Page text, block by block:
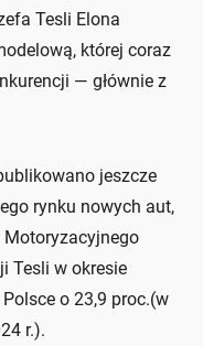
Tesli Elona
której coraz
— głównie z
jeszcze
rynku nowych aut,
Motoryzacyjnego
Tesli w okresie
o 23,9 proc.(w
r.).